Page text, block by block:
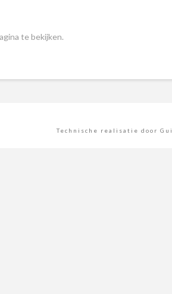
te bekijken.
Technische realisatie door